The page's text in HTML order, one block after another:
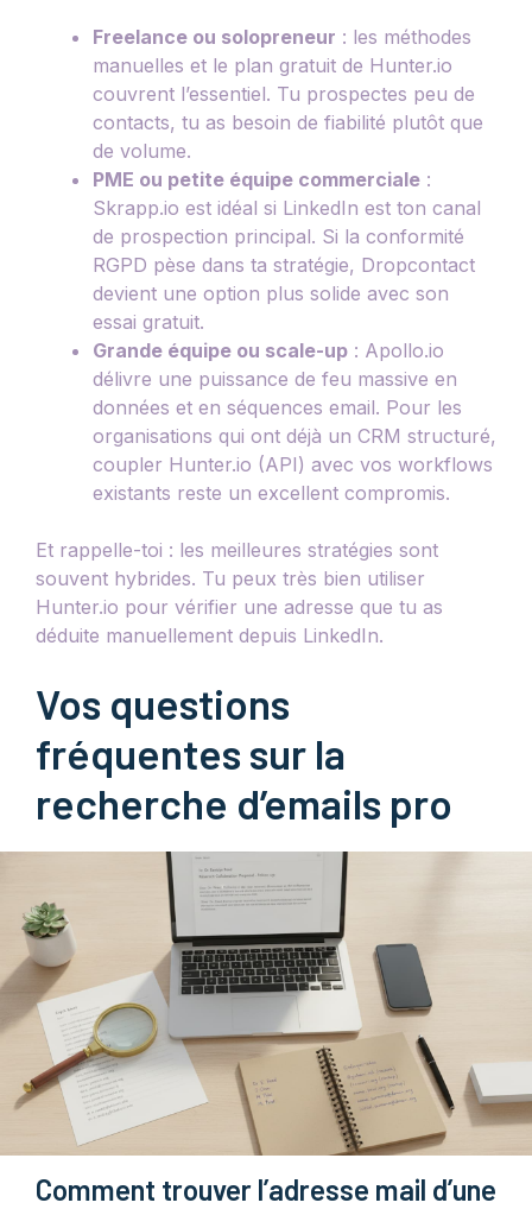
Freelance ou solopreneur : les méthodes
manuelles et le plan gratuit de Hunter.io
couvrent l’essentiel. Tu prospectes peu de
contacts, tu as besoin de fiabilité plutôt que
de volume.
PME ou petite équipe commerciale :
Skrapp.io est idéal si LinkedIn est ton canal
de prospection principal. Si la conformité
RGPD pèse dans ta stratégie, Dropcontact
devient une option plus solide avec son
essai gratuit.
Grande équipe ou scale-up : Apollo.io
délivre une puissance de feu massive en
données et en séquences email. Pour les
organisations qui ont déjà un CRM structuré,
coupler Hunter.io (API) avec vos workflows
existants reste un excellent compromis.
Et rappelle-toi : les meilleures stratégies sont
souvent hybrides. Tu peux très bien utiliser
Hunter.io pour vérifier une adresse que tu as
déduite manuellement depuis LinkedIn.
Vos questions
fréquentes sur la
recherche d’emails pro
Comment trouver l’adresse mail d’une